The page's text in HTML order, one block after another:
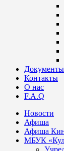
Документы
Контакты
О нас
F.A.Q
Новости
Афиша
Афиша
МБУК